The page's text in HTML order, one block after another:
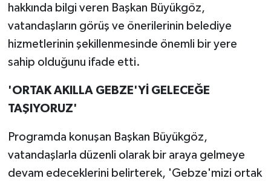
hakkında bilgi veren Başkan Büyükgöz,
vatandaşların görüş ve önerilerinin belediye
hizmetlerinin şekillenmesinde önemli bir yere
sahip olduğunu ifade etti.
'ORTAK AKILLA GEBZE'Yİ GELECEĞE
TAŞIYORUZ'
Programda konuşan Başkan Büyükgöz,
vatandaşlarla düzenli olarak bir araya gelmeye
devam edeceklerini belirterek, 'Gebze'mizi ortak